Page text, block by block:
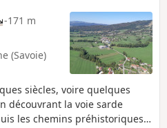
-171 m
(Savoie)
siècles, voire quelques
découvrant la voie sarde
les chemins préhistoriques